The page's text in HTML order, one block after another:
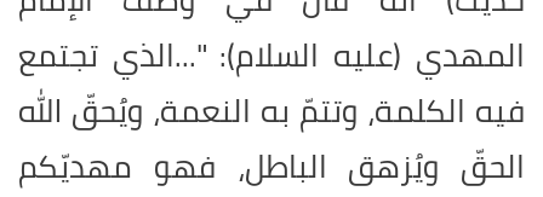
المهدي (عليه السلام): "...الذي تجتمع
فيه الكلمة، وتتمّ به النعمة، ويُحقّ الله
الحقّ ويُزهق الباطل، فهو مهديّكم